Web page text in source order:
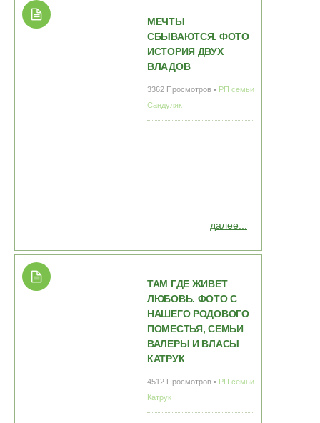
МЕЧТЫ
СБЫВАЮТСЯ. ФОТО
ИСТОРИЯ ДВУХ
ВЛАДОВ
3362 Просмотров • РП семьи
Сандуляк
далее...
...
ТАМ ГДЕ ЖИВЕТ
ЛЮБОВЬ. ФОТО С
НАШЕГО РОДОВОГО
ПОМЕСТЬЯ, СЕМЬИ
ВАЛЕРЫ И ВЛАСЫ
КАТРУК
4512 Просмотров • РП семьи
Катрук